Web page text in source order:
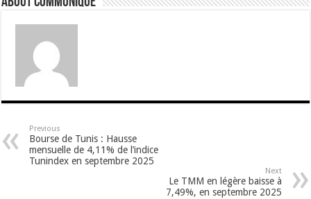
Previous
Bourse de Tunis : Hausse
mensuelle de 4,11% de l’indice
Tunindex en septembre 2025
Next
Le TMM en légère baisse à
7,49%, en septembre 2025